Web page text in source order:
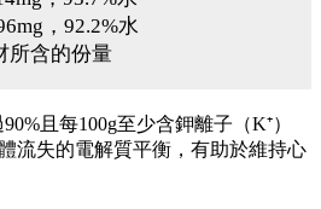
，92.2%水
所含的份量
且每100g至少含鉀離子（K⁺）
流失的電解質平衡，有助於維持心